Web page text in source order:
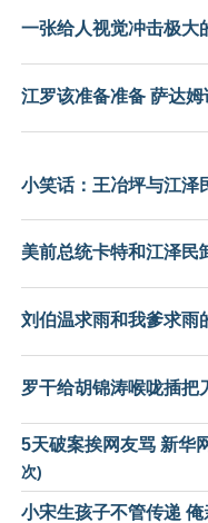
一张给人视觉冲击极大
江罗该准备准备 萨达
小笑话：王冶坪与江泽
美前总统卡特和江泽民
刘伯温求雨和我爹求雨
罗干给胡锦涛喉咙插把
5天破案挨网友骂 新华
次)
小宋生孩子不管传递